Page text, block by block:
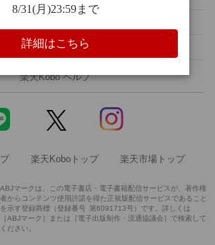
楽天Kobo ヘルプ
楽天Koboトップ 楽天市場トップ
ABJマークは、この電子書店・電子書籍配信サービスが、著作権
者からコンテンツ使用許諾を得た正規版配信サービスであること
を示す登録商標（登録番号 第6091713号）です。詳しくは
［ABJマーク］または［電子出版制作・流通協議会］で検索して
ください。